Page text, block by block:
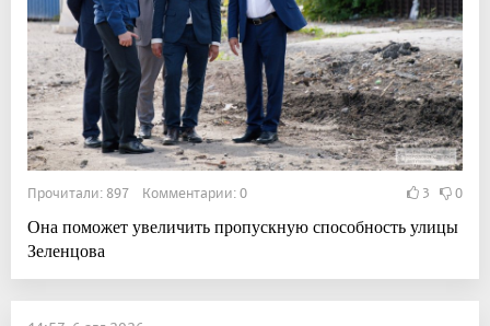
Прочитали: 897 Комментарии: 0 3 0
Она поможет увеличить пропускную способность улицы
Зеленцова